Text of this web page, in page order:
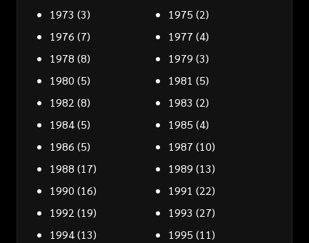
1973 (3) 1975 (2)
1976 (7) 1977 (4)
1978 (8) 1979 (3)
1980 (5) 1981 (5)
1982 (8) 1983 (2)
1984(5) 1985 (4)
1986 (5) 1987 (10)
1988 (17) 1989 (13)
1990 (16) 1991 (22)
1992 (19) 1993 (27)
1994(13) 1995 (11)